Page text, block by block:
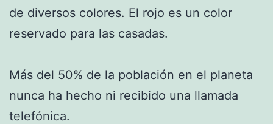
de diversos colores. El rojo es un color
reservado para las casadas.
Más del 50% de la población en el planeta
nunca ha hecho ni recibido una llamada
telefónica.